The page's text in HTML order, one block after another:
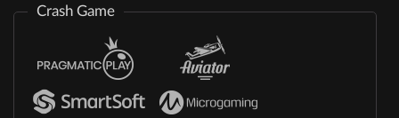
Crash Game